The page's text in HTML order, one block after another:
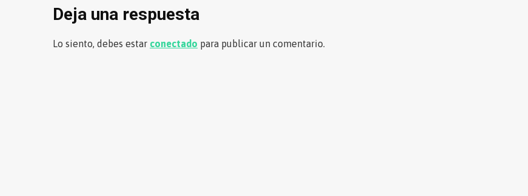
entradas
Deja una respuesta
Lo siento, debes estar conectado para publicar un comentario.